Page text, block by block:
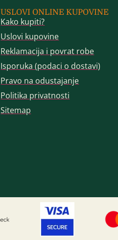
USLOVI ONLINE KUPOVINE
Kako kupiti?
Uslovi kupovine
Reklamacija i povrat robe
Isporuka (podaci o dostavi)
Pravo na odustajanje
Politika privatnosti
Sitemap